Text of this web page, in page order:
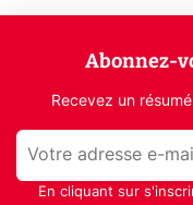
Abonnez-
Recevez un
En cliquant sur